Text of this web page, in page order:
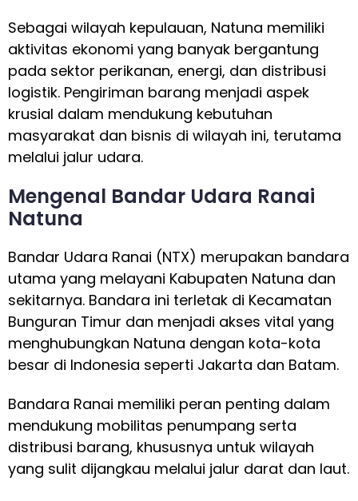
Sebagai wilayah kepulauan, Natuna memiliki
aktivitas ekonomi yang banyak bergantung
pada sektor perikanan, energi, dan distribusi
logistik. Pengiriman barang menjadi aspek
krusial dalam mendukung kebutuhan
masyarakat dan bisnis di wilayah ini, terutama
melalui jalur udara.
Mengenal Bandar Udara Ranai
Natuna
Bandar Udara Ranai (NTX) merupakan bandara
utama yang melayani Kabupaten Natuna dan
sekitarnya. Bandara ini terletak di Kecamatan
Bunguran Timur dan menjadi akses vital yang
menghubungkan Natuna dengan kota-kota
besar di Indonesia seperti Jakarta dan Batam.
Bandara Ranai memiliki peran penting dalam
mendukung mobilitas penumpang serta
distribusi barang, khususnya untuk wilayah
yang sulit dijangkau melalui jalur darat dan laut.